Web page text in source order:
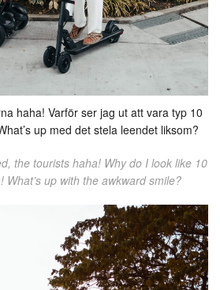
haha! Varför ser jag ut att vara typ 10
up med det stela leendet liksom?
the tourists haha! Why do I look like 10
What’s up with the awkward smile?